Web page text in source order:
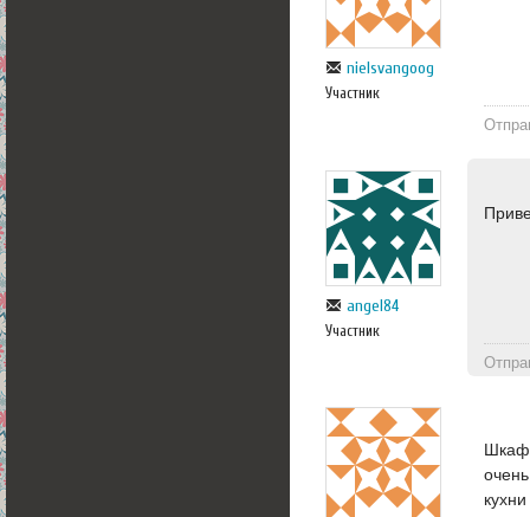
nielsvangoog
Участник
angel84
Участник